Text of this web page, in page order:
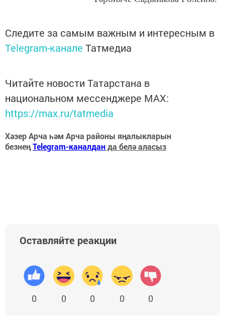
Следите за самым важным и интересным в
Telegram-канале Татмедиа
Читайте новости Татарстана в
национальном мессенджере MАХ:
https://max.ru/tatmedia
Хәзер Арча һәм Арча районы яңалыкларын
безнеңTelegram-каналданда белә аласыз
Оставляйте реакции
0 0 0 0 0